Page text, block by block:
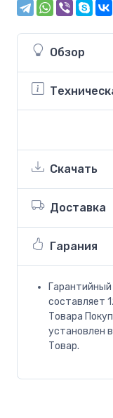
Обзор
Скачать
Доставка
Гарания
составляет
Товара
установлен
Товар.